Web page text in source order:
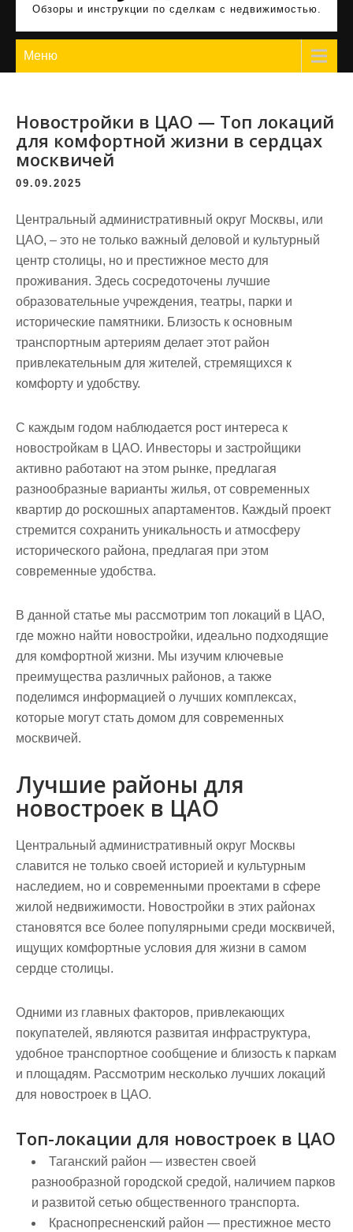
Обзоры и инструкции по сделкам с недвижимостью.
Меню
Новостройки в ЦАО — Топ локаций
для комфортной жизни в сердцах
москвичей
09.09.2025
Центральный административный округ Москвы, или
ЦАО, – это не только важный деловой и культурный
центр столицы, но и престижное место для
проживания. Здесь сосредоточены лучшие
образовательные учреждения, театры, парки и
исторические памятники. Близость к основным
транспортным артериям делает этот район
привлекательным для жителей, стремящихся к
комфорту и удобству.
С каждым годом наблюдается рост интереса к
новостройкам в ЦАО. Инвесторы и застройщики
активно работают на этом рынке, предлагая
разнообразные варианты жилья, от современных
квартир до роскошных апартаментов. Каждый проект
стремится сохранить уникальность и атмосферу
исторического района, предлагая при этом
современные удобства.
В данной статье мы рассмотрим топ локаций в ЦАО,
где можно найти новостройки, идеально подходящие
для комфортной жизни. Мы изучим ключевые
преимущества различных районов, а также
поделимся информацией о лучших комплексах,
которые могут стать домом для современных
москвичей.
Лучшие районы для
новостроек в ЦАО
Центральный административный округ Москвы
славится не только своей историей и культурным
наследием, но и современными проектами в сфере
жилой недвижимости. Новостройки в этих районах
становятся все более популярными среди москвичей,
ищущих комфортные условия для жизни в самом
сердце столицы.
Одними из главных факторов, привлекающих
покупателей, являются развитая инфраструктура,
удобное транспортное сообщение и близость к паркам
и площадям. Рассмотрим несколько лучших локаций
для новостроек в ЦАО.
Топ-локации для новостроек в ЦАО
Таганский район — известен своей
разнообразной городской средой, наличием парков
и развитой сетью общественного транспорта.
Краснопресненский район — престижное место